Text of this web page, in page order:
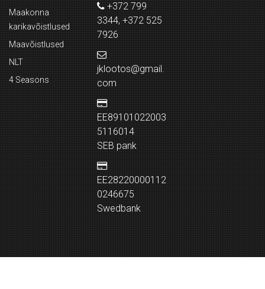
Maakonna
karikavõistlused
Maavõistlused
NLT
4 Seasons
+372 799
3344, +372 525
7926
jklootos@gmail.
com
EE89101022003
5116014
SEB pank
EE28220000112
0246675
Swedbank